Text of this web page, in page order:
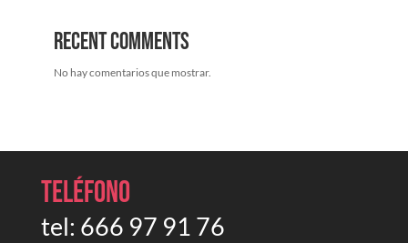
Recent Comments
No hay comentarios que mostrar.
Teléfono
tel: 666 97 91 76